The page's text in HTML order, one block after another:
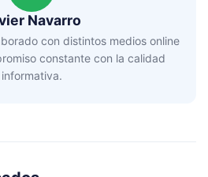
Navarro
con distintos medios online
constante con la calidad
informativa.